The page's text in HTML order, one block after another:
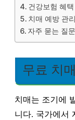
건강보험 혜
치매 예방 관
자주 묻는 질문
무료 치
치매는 조기에
니다. 국가에서